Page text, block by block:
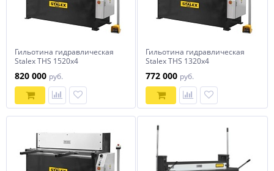
Гильотина гидравлическая
Stalex THS 1520х4
820 000 руб.
Гильотина гидравлическая
Stalex THS 1320х4
772 000 руб.